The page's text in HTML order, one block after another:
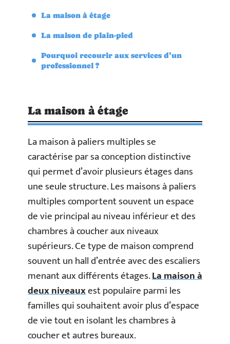
La maison à étage
La maison de plain-pied
Pourquoi recourir aux services d’un
professionnel ?
La maison à étage
La maison à paliers multiples se
caractérise par sa conception distinctive
qui permet d’avoir plusieurs étages dans
une seule structure. Les maisons à paliers
multiples comportent souvent un espace
de vie principal au niveau inférieur et des
chambres à coucher aux niveaux
supérieurs. Ce type de maison comprend
souvent un hall d’entrée avec des escaliers
menant aux différents étages.La maison à
deux niveauxest populaire parmi les
familles qui souhaitent avoir plus d’espace
de vie tout en isolant les chambres à
coucher et autres bureaux.